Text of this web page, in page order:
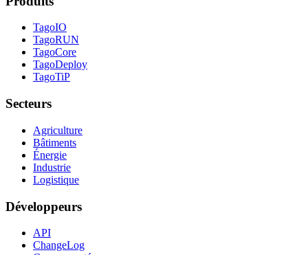
TagoIO
TagoRUN
TagoCore
TagoDeploy
TagoTiP
Secteurs
Agriculture
Bâtiments
Énergie
Industrie
Logistique
Développeurs
API
ChangeLog